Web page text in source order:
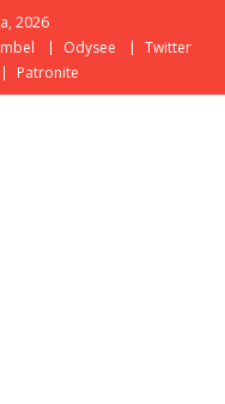
2026
Odysee
Twitter
Patronite